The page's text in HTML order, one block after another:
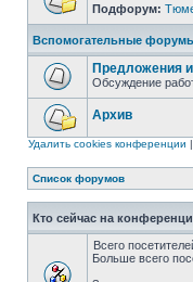
Подфорум:
Вспомогательные
Предложения
Обсуждение
Архив
Удалить cookies конференции |
Список форумов
Кто сейчас на
Всего
Больше всего